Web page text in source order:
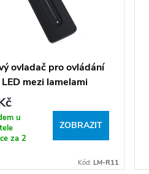
ovladač pro ovládání
mezi lamelami
u
za 2
ZOBRAZIT
Kód: LM-R11